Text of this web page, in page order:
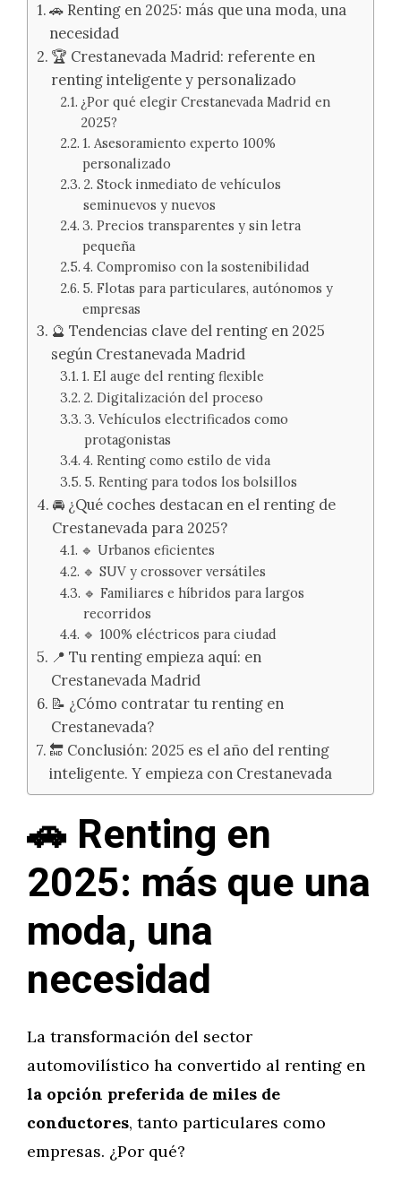
🚗 Renting en 2025: más que una moda, una
necesidad
🏆 Crestanevada Madrid: referente en
renting inteligente y personalizado
¿Por qué elegir Crestanevada Madrid en
2025?
1. Asesoramiento experto 100%
personalizado
2. Stock inmediato de vehículos
seminuevos y nuevos
3. Precios transparentes y sin letra
pequeña
4. Compromiso con la sostenibilidad
5. Flotas para particulares, autónomos y
empresas
🔮 Tendencias clave del renting en 2025
según Crestanevada Madrid
1. El auge del renting flexible
2. Digitalización del proceso
3. Vehículos electrificados como
protagonistas
4. Renting como estilo de vida
5. Renting para todos los bolsillos
🚘 ¿Qué coches destacan en el renting de
Crestanevada para 2025?
🔹 Urbanos eficientes
🔹 SUV y crossover versátiles
🔹 Familiares e híbridos para largos
recorridos
🔹 100% eléctricos para ciudad
📍 Tu renting empieza aquí: en
Crestanevada Madrid
📝 ¿Cómo contratar tu renting en
Crestanevada?
🔚 Conclusión: 2025 es el año del renting
inteligente. Y empieza con Crestanevada
🚗 Renting en
2025: más que una
moda, una
necesidad
La transformación del sector
automovilístico ha convertido al renting en
la opción preferida de miles de
conductores, tanto particulares como
empresas. ¿Por qué?